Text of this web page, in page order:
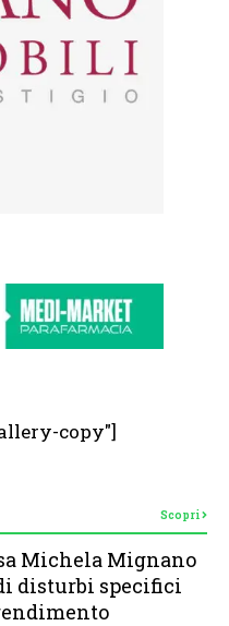
copy"]
Scopri
Michela Mignano
disturbi specifici